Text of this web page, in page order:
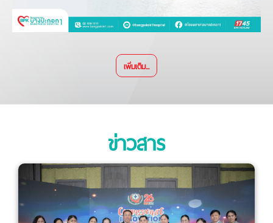
เพิ่มเติม...
ข่าวสาร